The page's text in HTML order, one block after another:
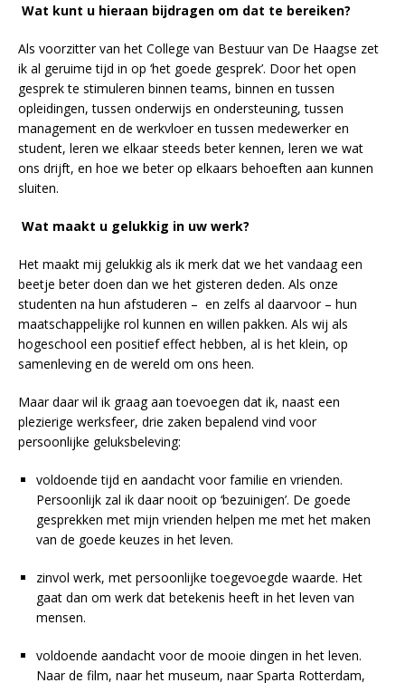
Wat kunt u hieraan bijdragen om dat te bereiken?
Als voorzitter van het College van Bestuur van De Haagse zet
ik al geruime tijd in op ‘het goede gesprek’. Door het open
gesprek te stimuleren binnen teams, binnen en tussen
opleidingen, tussen onderwijs en ondersteuning, tussen
management en de werkvloer en tussen medewerker en
student, leren we elkaar steeds beter kennen, leren we wat
ons drijft, en hoe we beter op elkaars behoeften aan kunnen
sluiten.
Wat maakt u gelukkig in uw werk?
Het maakt mij gelukkig als ik merk dat we het vandaag een
beetje beter doen dan we het gisteren deden. Als onze
studenten na hun afstuderen – en zelfs al daarvoor – hun
maatschappelijke rol kunnen en willen pakken. Als wij als
hogeschool een positief effect hebben, al is het klein, op
samenleving en de wereld om ons heen.
Maar daar wil ik graag aan toevoegen dat ik, naast een
plezierige werksfeer, drie zaken bepalend vind voor
persoonlijke geluksbeleving:
voldoende tijd en aandacht voor familie en vrienden.
Persoonlijk zal ik daar nooit op ‘bezuinigen’. De goede
gesprekken met mijn vrienden helpen me met het maken
van de goede keuzes in het leven.
zinvol werk, met persoonlijke toegevoegde waarde. Het
gaat dan om werk dat betekenis heeft in het leven van
mensen.
voldoende aandacht voor de mooie dingen in het leven.
Naar de film, naar het museum, naar Sparta Rotterdam,